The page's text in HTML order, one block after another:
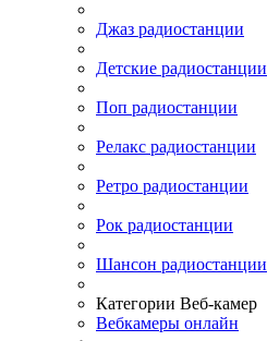
Джаз радиостанции
Детские радиостанции
Поп радиостанции
Релакс радиостанции
Ретро радиостанции
Рок радиостанции
Шансон радиостанции
Категории Веб-камер
Вебкамеры онлайн